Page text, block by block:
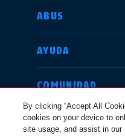
ABUS
AYUDA
COMUNIDAD
CUESTIONES
SELECCIONE UN PAÍS
Deutschland
By clicking “Accept All
cookies on your device to
site usage, and assist in our